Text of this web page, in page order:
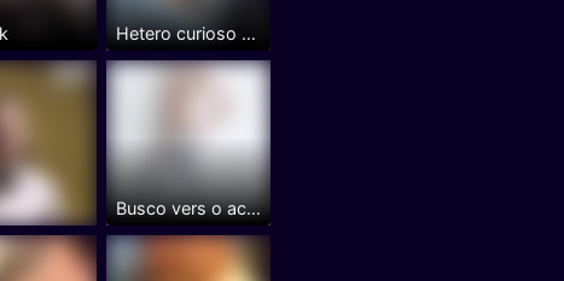
Hetero curioso activo
Busco vers o activa